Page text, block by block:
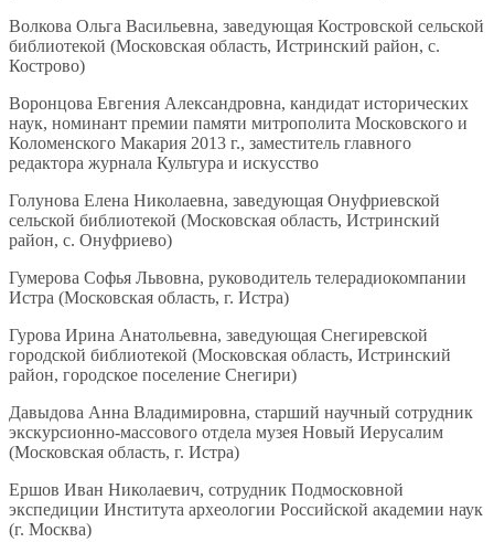
Волкова Ольга Васильевна, заведующая Костровской сельской
библиотекой (Московская область, Истринский район, с.
Кострово)
Воронцова Евгения Александровна, кандидат исторических
наук, номинант премии памяти митрополита Московского и
Коломенского Макария 2013 г., заместитель главного
редактора журнала Культура и искусство
Голунова Елена Николаевна, заведующая Онуфриевской
сельской библиотекой (Московская область, Истринский
район, с. Онуфриево)
Гумерова Софья Львовна, руководитель телерадиокомпании
Истра (Московская область, г. Истра)
Гурова Ирина Анатольевна, заведующая Снегиревской
городской библиотекой (Московская область, Истринский
район, городское поселение Снегири)
Давыдова Анна Владимировна, старший научный сотрудник
экскурсионно-массового отдела музея Новый Иерусалим
(Московская область, г. Истра)
Ершов Иван Николаевич, сотрудник Подмосковной
экспедиции Института археологии Российской академии наук
(г. Москва)